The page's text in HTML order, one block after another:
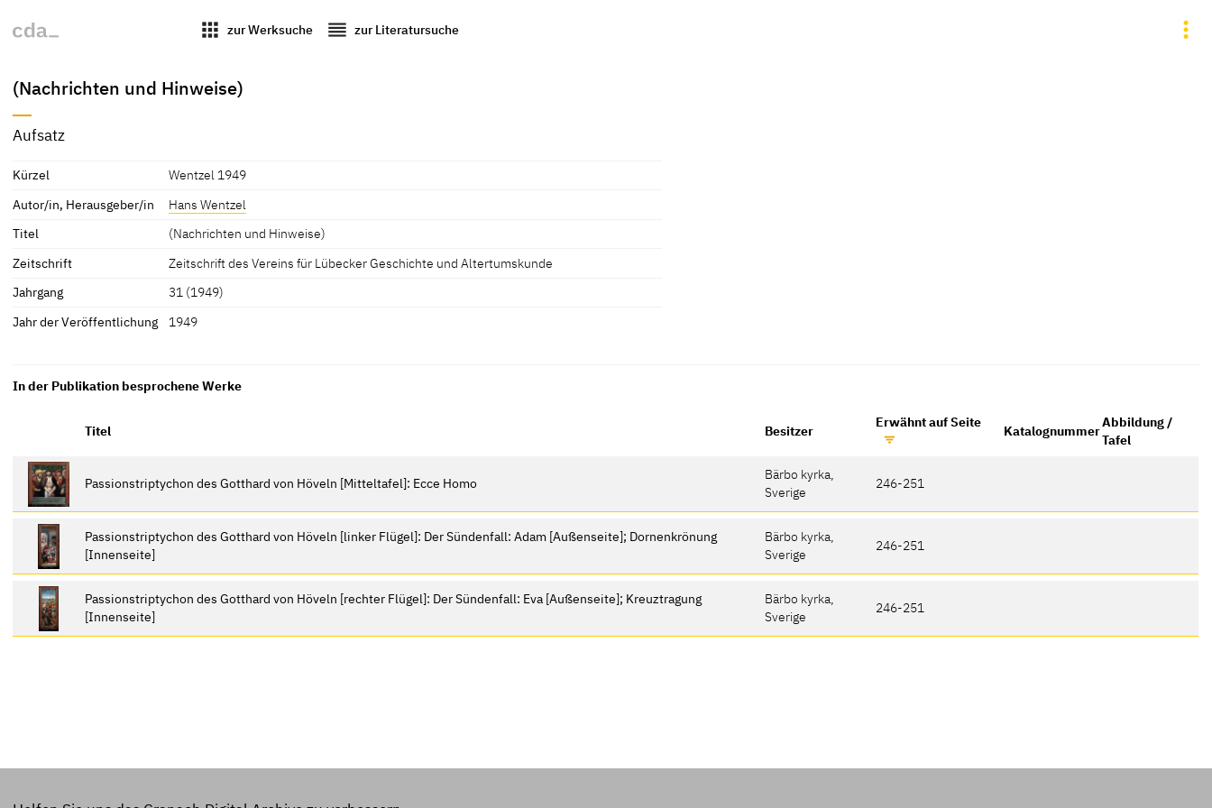
apps zur Werksuche reorder zur Literatursuche
(Nachrichten und Hinweise)
Aufsatz
Kürzel
Wentzel 1949
Autor/in, Herausgeber/in
Hans Wentzel
Titel
(Nachrichten und Hinweise)
Zeitschrift
Zeitschrift des Vereins für Lübecker Geschichte und Altertumskunde
Jahrgang
31 (1949)
Jahr der Veröffentlichung
1949
In der Publikation besprochene Werke
Titel Besitzer
Erwähnt auf Seite
Katalognummer
Abbildung /
Tafel
Passionstriptychon des Gotthard von Höveln [Mitteltafel]: Ecce Homo
Bärbo kyrka,
Sverige
246-251
Passionstriptychon des Gotthard von Höveln [linker Flügel]: Der Sündenfall: Adam [Außenseite]; Dornenkrönung
[Innenseite]
Bärbo kyrka,
Sverige
246-251
Passionstriptychon des Gotthard von Höveln [rechter Flügel]: Der Sündenfall: Eva [Außenseite]; Kreuztragung
[Innenseite]
Bärbo kyrka,
Sverige
246-251